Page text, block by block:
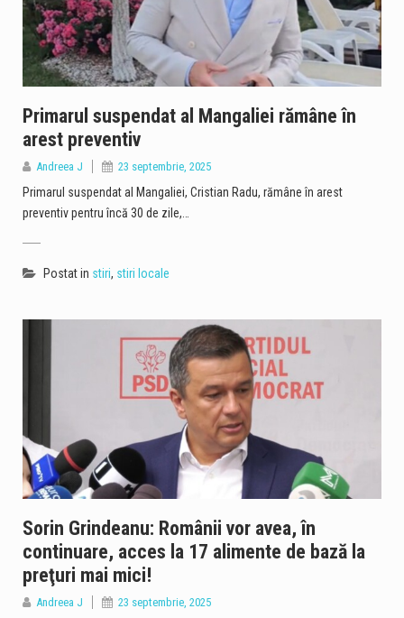
Primarul suspendat al Mangaliei rămâne în
arest preventiv
Andreea J 23 septembrie, 2025
Primarul suspendat al Mangaliei, Cristian Radu, rămâne în arest
preventiv pentru încă 30 de zile,…
Postat in stiri, stiri locale
Sorin Grindeanu: Românii vor avea, în
continuare, acces la 17 alimente de bază la
preţuri mai mici!
Andreea J 23 septembrie, 2025